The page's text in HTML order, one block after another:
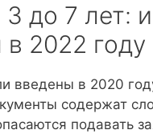
до 7 лет:
в 2022 году
введены в 2020
содержат
подавать